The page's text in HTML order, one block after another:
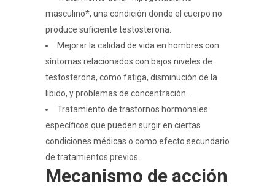
masculino*, una condición donde el cuerpo no
produce suficiente testosterona.
Mejorar la calidad de vida en hombres con
síntomas relacionados con bajos niveles de
testosterona, como fatiga, disminución de la
libido, y problemas de concentración.
Tratamiento de trastornos hormonales
específicos que pueden surgir en ciertas
condiciones médicas o como efecto secundario
de tratamientos previos.
Mecanismo de acción